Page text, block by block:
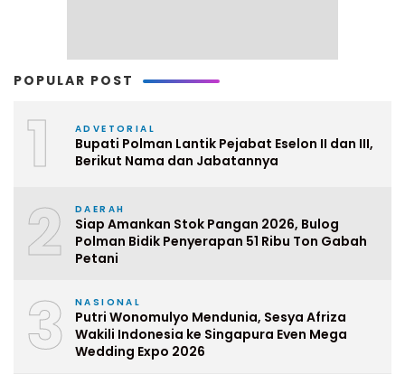
POPULAR POST
1 ADVETORIAL
Bupati Polman Lantik Pejabat Eselon II dan III,
Berikut Nama dan Jabatannya
2 DAERAH
Siap Amankan Stok Pangan 2026, Bulog
Polman Bidik Penyerapan 51 Ribu Ton Gabah
Petani
3 NASIONAL
Putri Wonomulyo Mendunia, Sesya Afriza
Wakili Indonesia ke Singapura Even Mega
Wedding Expo 2026